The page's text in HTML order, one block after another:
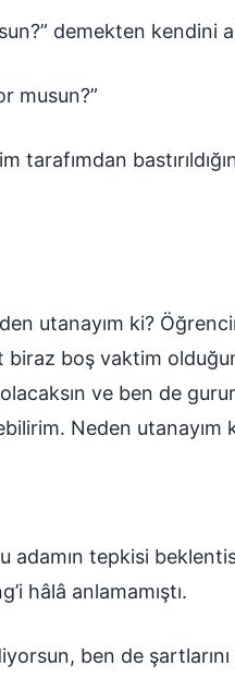
demekten kendini
musun?”
tarafımdan
utanayım ki?
biraz boş vaktim
ve ben de
Neden utanayım
adamın tepkisi
hâlâ anlamamıştı.
ben de şartlarını